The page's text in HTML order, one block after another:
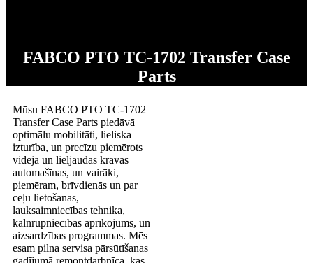
FABCO PTO TC-1702 Transfer Case
Parts
Mūsu FABCO PTO TC-1702
Transfer Case Parts piedāvā
optimālu mobilitāti, lieliska
izturība, un precīzu piemērots
vidēja un lieljaudas kravas
automašīnas, un vairāki,
piemēram, brīvdienās un par
ceļu lietošanas,
lauksaimniecības tehnika,
kalnrūpniecības aprīkojums, un
aizsardzības programmas. Mēs
esam pilna servisa pārsūtīšanas